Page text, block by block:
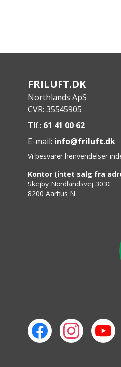
FRILUFT.DK
Northlands ApS
CVR: 35545905
Tlf.: 61 41 00 62
E-mail: info@friluft.dk
Vi besvarer henvendelser
Kontor (intet salg fra
Skejby Nordlandsvej 303C
8200 Aarhus N